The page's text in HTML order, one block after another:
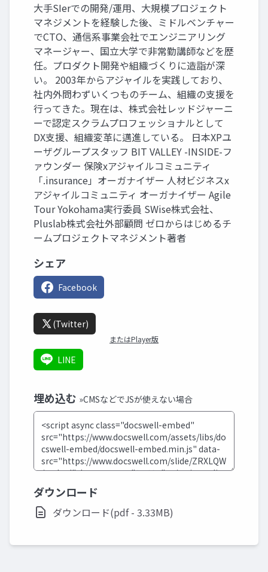
大手SIerでの開発/運用、大規模プロジェクト
マネジメントを経験した後、ミドルベンチャー
でCTO、通信系事業会社でエンジニアリング
マネージャー、国立大学で非常勤講師などを歴
任。プロダクト開発や組織づくりに造詣が深
い。 2003年からアジャイルを実践しており、
社内外問わずいくつものチーム、組織の支援を
行ってきた。現在は、株式会社レッドジャーニ
ーで認定スクラムプロフェッショナルとして
DX支援、組織変革に邁進している。 日本XPユ
ーザグループスタッフ BIT VALLEY -INSIDE-フ
ァウンダー 保険xアジャイルコミュニティ
「.insurance」オーガナイザー 人材ビジネスx
アジャイルコミュニティ オーガナイザー Agile
Tour Yokohama実行委員 SWise株式会社、
Pluslab株式会社外部顧問 ゼロからはじめるチ
ームプロジェクトマネジメント著者
シェア
Facebook
(Twitter)
またはPlayer版
LINE
埋め込む »CMSなどでJSが使えない場合
ダウンロード
ダウンロード(pdf - 3.33MB)